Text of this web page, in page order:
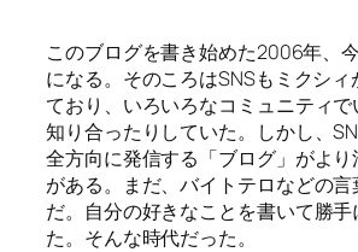
このブログを書き始めた2006年、
になる。そのころはSNSもミクシ
ており、いろいろなコミュニティで
知り合ったりしていた。しかし、
全方向に発信する「ブログ」がよ
がある。まだ、バイトテロなどの
だ。自分の好きなことを書いて勝
た。そんな時代だった。